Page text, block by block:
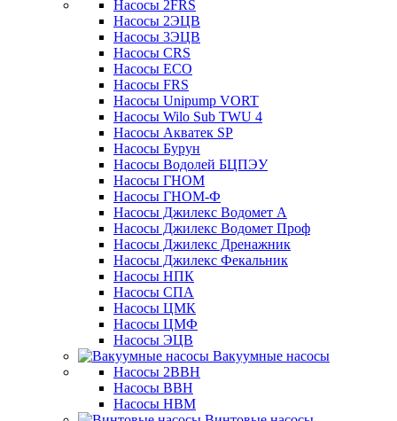
Насосы 2FRS
Насосы 2ЭЦВ
Насосы 3ЭЦВ
Насосы CRS
Насосы ECO
Насосы FRS
Насосы Unipump VORT
Насосы Wilo Sub TWU 4
Насосы Акватек SP
Насосы Бурун
Насосы Водолей БЦПЭУ
Насосы ГНОМ
Насосы ГНОМ-Ф
Насосы Джилекс Водомет А
Насосы Джилекс Водомет Проф
Насосы Джилекс Дренажник
Насосы Джилекс Фекальник
Насосы НПК
Насосы СПА
Насосы ЦМК
Насосы ЦМФ
Насосы ЭЦВ
Вакуумные насосы
Насосы 2ВВН
Насосы ВВН
Насосы НВМ